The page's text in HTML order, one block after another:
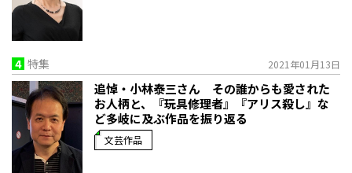
4 特集 2021年01月13日
追悼・小林泰三さん その誰からも愛された
お人柄と、『玩具修理者』『アリス殺し』な
ど多岐に及ぶ作品を振り返る
文芸作品